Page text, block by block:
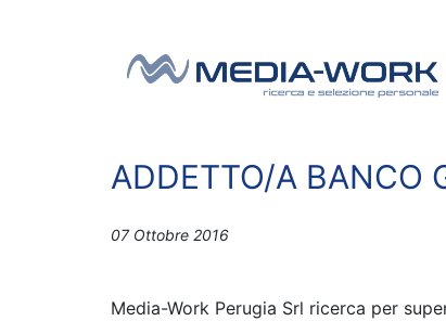
Navigazione principale
ADDETTO/A BANCO
07 Ottobre 2016
Media-Work Perugia Srl ricerca per